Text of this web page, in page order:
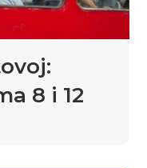
8 i 12